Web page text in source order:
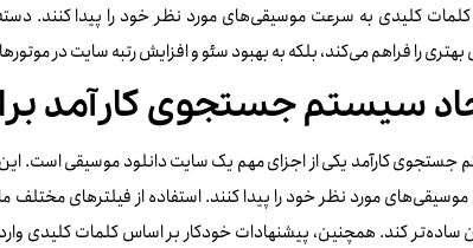
کلیدی به سرعت موسیقی‌های مورد نظر خود را پیدا کنند.
بهتری را فراهم می‌کند، بلکه به بهبود سئو و افزایش رتبه سایت در
سیستم جستجوی کارآمد
جستجوی کارآمد یکی از اجزای مهم یک سایت دانلود موسیقی است. این
موسیقی‌های مورد نظر خود را پیدا کنند. استفاده از فیلترهای مختلف
ساده‌تر کند. همچنین، پیشنهادات خودکار بر اساس کلمات کلیدی